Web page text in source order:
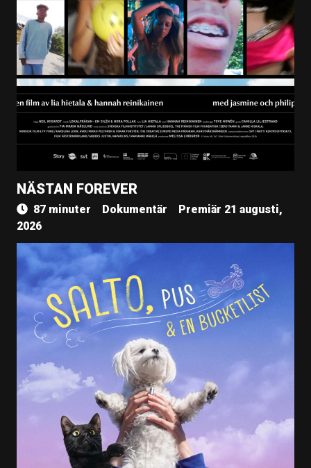
NÄSTAN FOREVER
87 minuter Dokumentär
Premiär 21 augusti,
2026